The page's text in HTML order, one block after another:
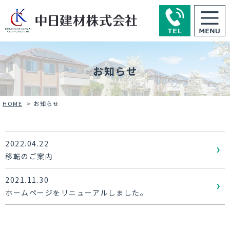
お知らせ
HOME > お知らせ
2022.04.22
移転のご案内
2021.11.30
ホームページをリニューアルしました。